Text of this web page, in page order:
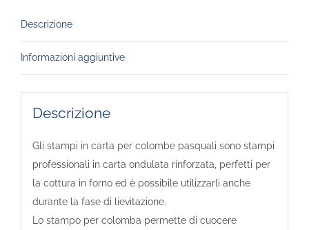
Descrizione
Informazioni aggiuntive
Descrizione
Gli stampi in carta per colombe pasquali sono stampi
professionali in carta ondulata rinforzata, perfetti per
la cottura in forno ed è possibile utilizzarli anche
durante la fase di lievitazione.
Lo stampo per colomba permette di cuocere